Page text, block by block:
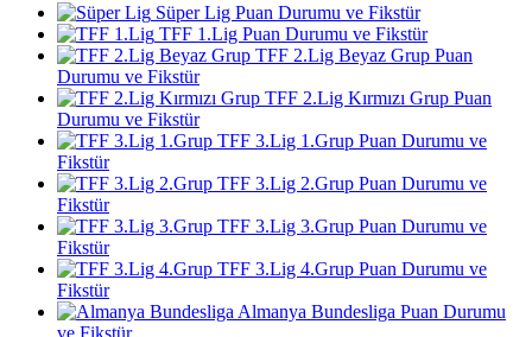
Süper Lig Puan Durumu ve Fikstür
TFF 1.Lig Puan Durumu ve Fikstür
TFF 2.Lig Beyaz Grup Puan
Durumu ve Fikstür
TFF 2.Lig Kırmızı Grup Puan
Durumu ve Fikstür
TFF 3.Lig 1.Grup Puan Durumu ve
Fikstür
TFF 3.Lig 2.Grup Puan Durumu ve
Fikstür
TFF 3.Lig 3.Grup Puan Durumu ve
Fikstür
TFF 3.Lig 4.Grup Puan Durumu ve
Fikstür
Almanya Bundesliga Puan Durumu
ve Fikstür